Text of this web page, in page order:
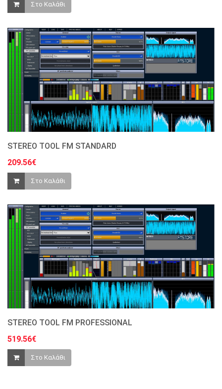
Στο Καλάθι
STEREO TOOL FM STANDARD
209.56€
Στο Καλάθι
STEREO TOOL FM PROFESSIONAL
519.56€
Στο Καλάθι